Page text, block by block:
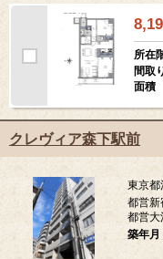
所在
間取
面積
クレヴィア森下駅前
東京都
都営新
都営大
築年月